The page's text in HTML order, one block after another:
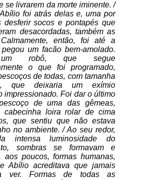
se livrarem da morte iminente. /
foi atrás delas e, uma por
desferir socos e pontapés que
desacordadas, também as
então, foi até a
um facão bem-amolado.
robô, que segue
o que foi programado,
de todas, com tamanha
que deixaria um exímio
impressionado. Foi dar o último
de uma das gêmeas,
cabecinha loira rolar de cima
que sentiu que não estava
no ambiente. / Ao seu redor,
intensa luminosidade do
sombras se formavam e
aos poucos, formas humanas,
Abílio acreditava que jamais
ver. Formas de todas as